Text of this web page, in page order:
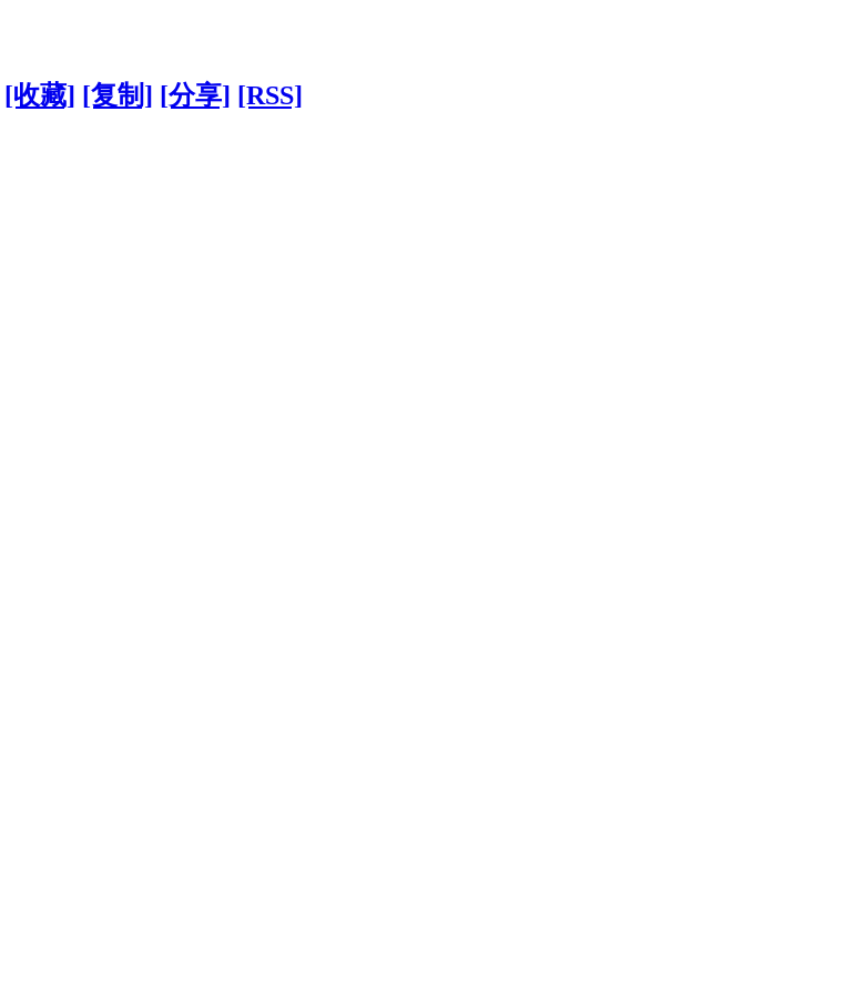
[收藏] [复制] [分享] [RSS]